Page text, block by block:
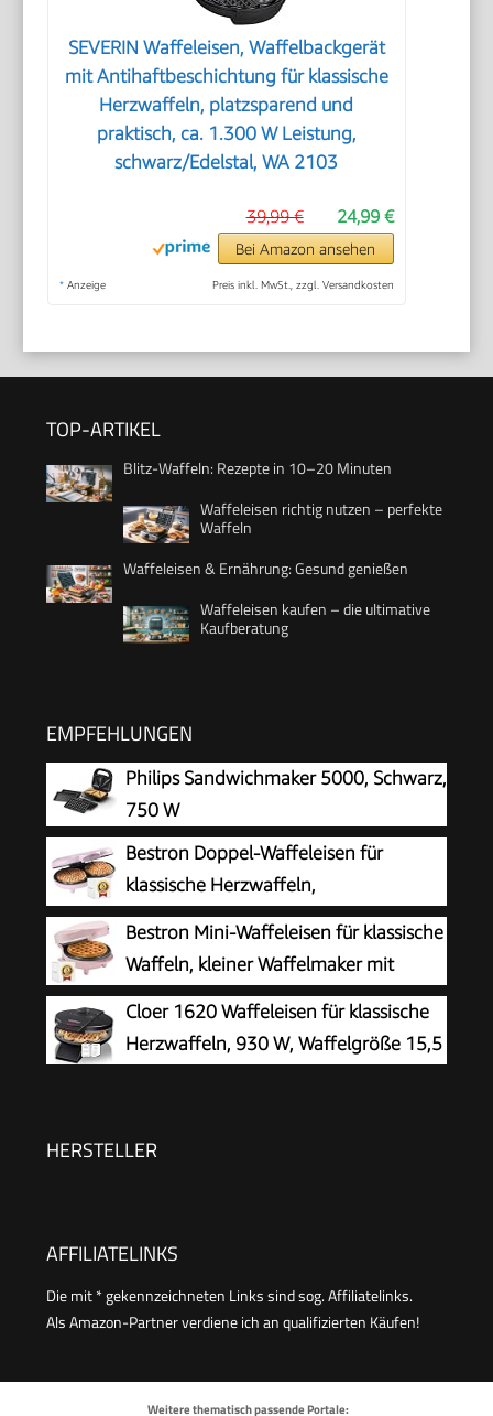
SEVERIN Waffeleisen, Waffelbackgerät
mit Antihaftbeschichtung für klassische
Herzwaffeln, platzsparend und
praktisch, ca. 1.300 W Leistung,
schwarz/Edelstal, WA 2103
24,99 €
39,99 €
Bei Amazon ansehen
* Anzeige Preis inkl. MwSt., zzgl. Versandkosten
TOP-ARTIKEL
Blitz-Waffeln: Rezepte in 10–20 Minuten
Waffeleisen richtig nutzen – perfekte
Waffeln
Waffeleisen & Ernährung: Gesund genießen
Waffeleisen kaufen – die ultimative
Kaufberatung
EMPFEHLUNGEN
Philips Sandwichmaker 5000, Schwarz,
750 W
Bestron Doppel-Waffeleisen für
klassische Herzwaffeln,
Herzwaffeleisen mit Backampel &
Antihaftbeschichtung, ideal für
Kindergeburtstage, Ostern & Weihnachten,
Farbe: Rosa
Bestron Mini-Waffeleisen für klassische
Waffeln, kleiner Waffelmaker mit
Antihaftbeschichtung, für
Kindergeburtstage, Familienfeiern, Ostern oder
Weihnachten, Retro Design, 550 Watt, Farbe:
Cloer 1620 Waffeleisen für klassische
Herzwaffeln, 930 W, Waffelgröße 15,5
HERSTELLER
AFFILIATELINKS
Die mit * gekennzeichneten Links sind sog. Affiliatelinks.
Als Amazon-Partner verdiene ich an qualifizierten Käufen!
Weitere thematisch passende Portale: